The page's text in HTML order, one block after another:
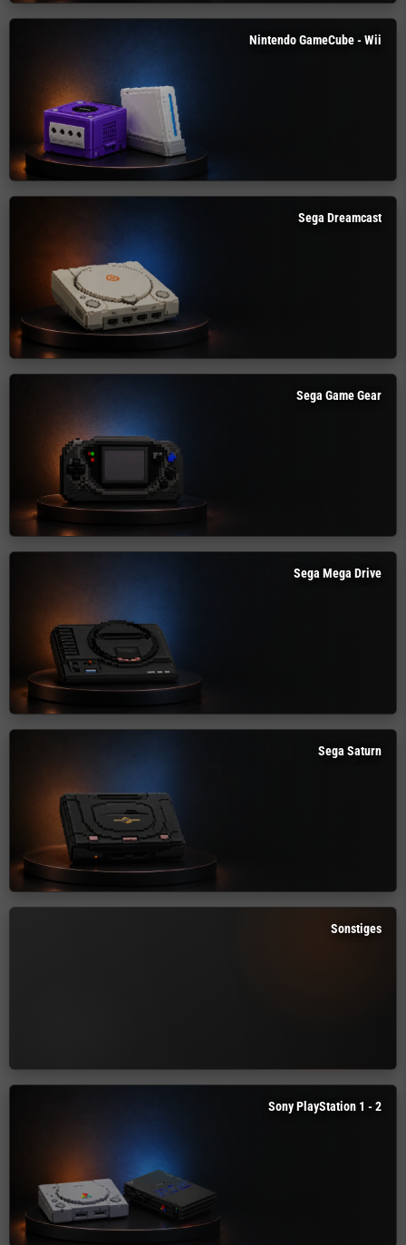
Nintendo GameCube - Wii
Sega Dreamcast
Sega Game Gear
Sega Mega Drive
Sega Saturn
Sonstiges
Sony PlayStation 1 - 2